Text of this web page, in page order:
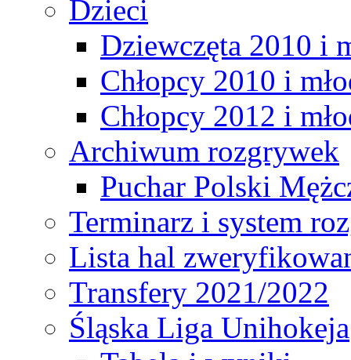
Dzieci
Dziewczęta 2010 i
Chłopcy 2010 i
Chłopcy 2012 i
Archiwum rozgrywek
Puchar Polski
Terminarz i system
Lista hal
Transfery 2021/2022
Śląska Liga Unihokeja